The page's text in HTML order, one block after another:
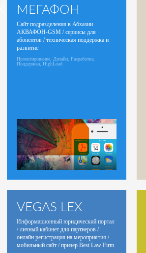
МЕГАФОН
Сайт подразделения в Абхазии
АКВАФОН-GSM / сервисы для
абонентов / техническая поддержка и
развитие
Проектирование, Дизайн, Разработка,
Поддержка, HighLoad
VEGAS LEX
Информационный юридический портал
/ личный кабинет для партнеров /
онлайн регистрация на мероприятия /
мобильный сайт / призер Best Law Firm